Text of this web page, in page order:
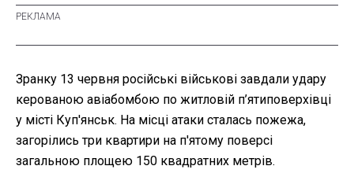
Зранку 13 червня російські військові завдали удару
керованою авіабомбою по житловій п’ятиповерхівці
у місті Куп'янськ. На місці атаки сталась пожежа,
загорілись три квартири на п'ятому поверсі
загальною площею 150 квадратних метрів.